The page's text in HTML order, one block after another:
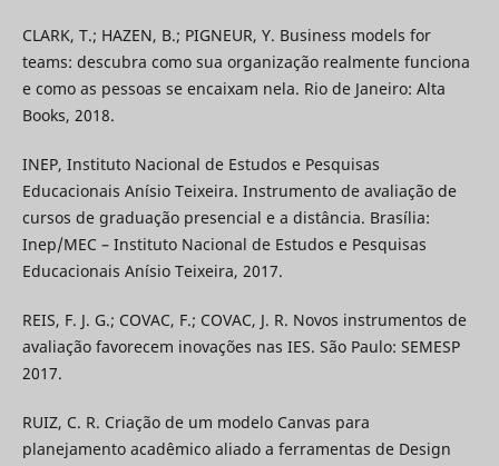
CLARK, T.; HAZEN, B.; PIGNEUR, Y. Business models for
teams: descubra como sua organização realmente funciona
e como as pessoas se encaixam nela. Rio de Janeiro: Alta
Books, 2018.
INEP, Instituto Nacional de Estudos e Pesquisas
Educacionais Anísio Teixeira. Instrumento de avaliação de
cursos de graduação presencial e a distância. Brasília:
Inep/MEC – Instituto Nacional de Estudos e Pesquisas
Educacionais Anísio Teixeira, 2017.
REIS, F. J. G.; COVAC, F.; COVAC, J. R. Novos instrumentos de
avaliação favorecem inovações nas IES. São Paulo: SEMESP
2017.
RUIZ, C. R. Criação de um modelo Canvas para
planejamento acadêmico aliado a ferramentas de Design